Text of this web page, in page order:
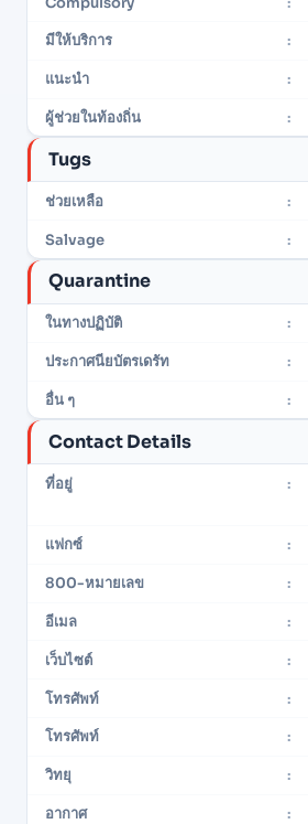
มีให้บริการ :
แนะนำ :
ผู้ช่วยในท้องถิ่น :
Tugs
ช่วยเหลือ :
Salvage :
Quarantine
ในทางปฏิบัติ :
ประกาศนียบัตรเดรัท :
อื่น ๆ :
Contact Details
ที่อยู่ :
แฟกซ์ :
800-หมายเลข :
อีเมล :
เว็บไซต์ :
โทรศัพท์ :
โทรศัพท์ :
วิทยุ :
อากาศ :